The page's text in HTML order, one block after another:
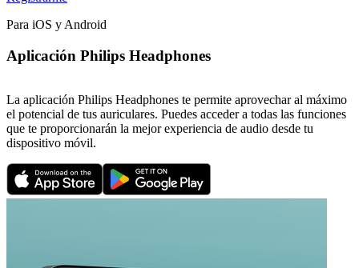
Para iOS y Android
Aplicación Philips Headphones
La aplicación Philips Headphones te permite aprovechar al máximo
el potencial de tus auriculares. Puedes acceder a todas las funciones
que te proporcionarán la mejor experiencia de audio desde tu
dispositivo móvil.